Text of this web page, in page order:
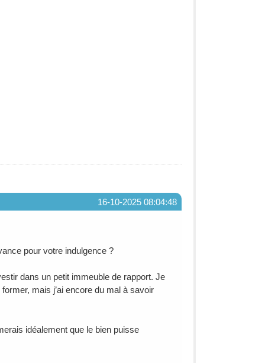
16-10-2025 08:04:48
pour votre indulgence ?
dans un petit immeuble de rapport. Je
mais j’ai encore du mal à savoir
idéalement que le bien puisse